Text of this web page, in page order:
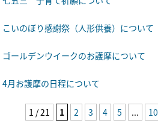
こいのぼり感謝祭（人形供養）について
ゴールデンウイークのお護摩について
4月お護摩の日程について
1 / 21 1 2 3 4 5 ... 10